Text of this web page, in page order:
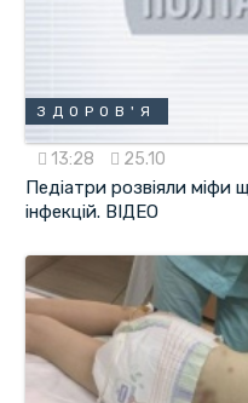
ЗДОРОВ'Я
13:28 25.10
Педіатри розвіяли міфи
інфекцій. ВІДЕО